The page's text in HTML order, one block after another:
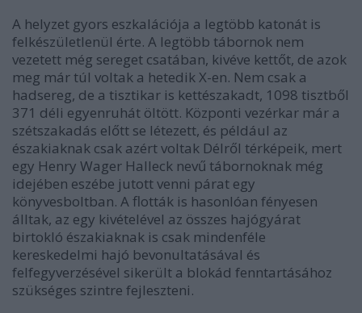
A helyzet gyors eszkalációja a legtöbb katonát is
felkészületlenül érte. A legtöbb tábornok nem
vezetett még sereget csatában, kivéve kettőt, de azok
meg már túl voltak a hetedik X-en. Nem csak a
hadsereg, de a tisztikar is kettészakadt, 1098 tisztből
371 déli egyenruhát öltött. Központi vezérkar már a
szétszakadás előtt se létezett, és például az
északiaknak csak azért voltak Délről térképeik, mert
egy Henry Wager Halleck nevű tábornoknak még
idejében eszébe jutott venni párat egy
könyvesboltban. A flották is hasonlóan fényesen
álltak, az egy kivételével az összes hajógyárat
birtokló északiaknak is csak mindenféle
kereskedelmi hajó bevonultatásával és
felfegyverzésével sikerült a blokád fenntartásához
szükséges szintre fejleszteni.